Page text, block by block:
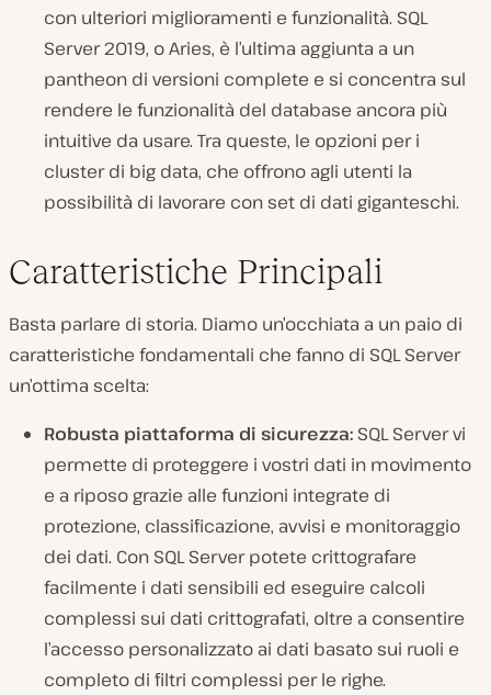
con ulteriori miglioramenti e funzionalità. SQL
Server 2019, o Aries, è l’ultima aggiunta a un
pantheon di versioni complete e si concentra sul
rendere le funzionalità del database ancora più
intuitive da usare. Tra queste, le opzioni per i
cluster di big data, che offrono agli utenti la
possibilità di lavorare con set di dati giganteschi.
Caratteristiche Principali
Basta parlare di storia. Diamo un’occhiata a un paio di
caratteristiche fondamentali che fanno di SQL Server
un’ottima scelta:
Robusta piattaforma di sicurezza: SQL Server vi
permette di proteggere i vostri dati in movimento
e a riposo grazie alle funzioni integrate di
protezione, classificazione, avvisi e monitoraggio
dei dati. Con SQL Server potete crittografare
facilmente i dati sensibili ed eseguire calcoli
complessi sui dati crittografati, oltre a consentire
l’accesso personalizzato ai dati basato sui ruoli e
completo di filtri complessi per le righe.